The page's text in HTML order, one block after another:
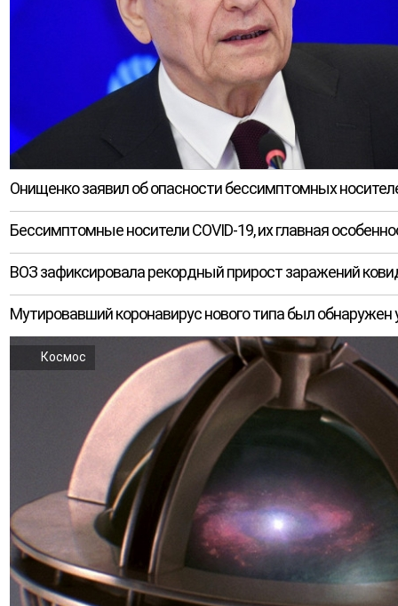
Онищенко заявил об опасности бессимптомных
Бессимптомные носители COVID-19, их главная
ВОЗ зафиксировала рекордный прирост заражений
Мутировавший коронавирус нового типа был обнаружен
Космос